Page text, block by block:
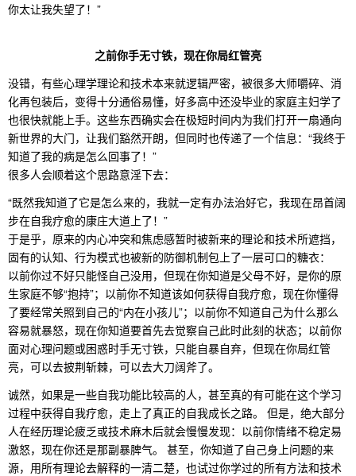
你太让我失望了！”
之前你手无寸铁，现在你局红管亮
没错，有些心理学理论和技术本来就逻辑严密，被很多大师嚼碎、消
化再包装后，变得十分通俗易懂，好多高中还没毕业的家庭主妇学了
也很快就能上手。这些东西确实会在极短时间内为我们打开一扇通向
新世界的大门，让我们豁然开朗，但同时也传递了一个信息：“我终于
知道了我的病是怎么回事了！”
很多人会顺着这个思路意淫下去：
“既然我知道了它是怎么来的，我就一定有办法治好它，我现在昂首阔
步在自我疗愈的康庄大道上了！”
于是乎，原来的内心冲突和焦虑感暂时被新来的理论和技术所遮挡，
固有的认知、行为模式也被新的防御机制包上了一层可口的糖衣：
以前你过不好只能怪自己没用，但现在你知道是父母不好，是你的原
生家庭不够“抱持”；以前你不知道该如何获得自我疗愈，现在你懂得
了要经常关照到自己的“内在小孩儿”；以前你不知道自己为什么那么
容易就暴怒，现在你知道要首先去觉察自己此时此刻的状态；以前你
面对心理问题或困惑时手无寸铁，只能自暴自弃，但现在你局红管
亮，可以去披荆斩棘，可以去大刀阔斧了。
诚然，如果是一些自我功能比较高的人，甚至真的有可能在这个学习
过程中获得自我疗愈，走上了真正的自我成长之路。 但是，绝大部分
人在经历理论疲乏或技术麻木后就会慢慢发现：以前你情绪不稳定易
激怒，现在你还是那副暴脾气。 甚至，你知道了自己身上问题的来
源，用所有理论去解释的一清二楚，也试过你学过的所有方法和技术